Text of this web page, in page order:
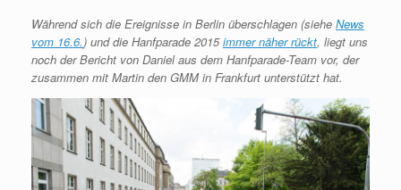
Während sich die Ereignisse in Berlin überschlagen (siehe News
vom 16.6.) und die Hanfparade 2015immer näher rückt, liegt uns
noch der Bericht von Daniel aus dem Hanfparade-Team vor, der
zusammen mit Martin den GMM in Frankfurt unterstützt hat.